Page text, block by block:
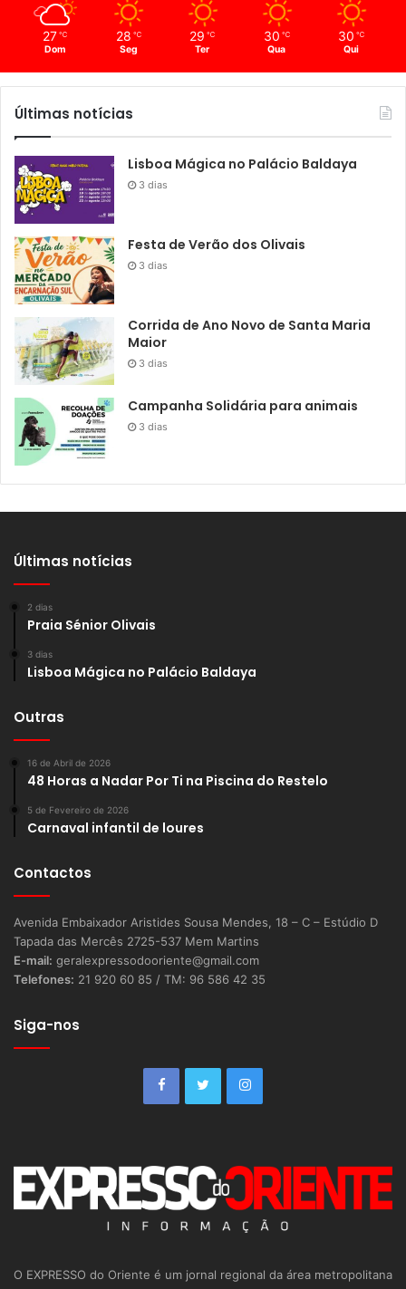
27 ℃
Dom
28 ℃
Seg
29 ℃
Ter
30 ℃
Qua
30 ℃
Qui
Últimas notícias
Lisboa Mágica no Palácio Baldaya
3 dias
Festa de Verão dos Olivais
3 dias
Corrida de Ano Novo de Santa Maria
Maior
3 dias
Campanha Solidária para animais
3 dias
Últimas notícias
2 dias
Praia Sénior Olivais
3 dias
Lisboa Mágica no Palácio Baldaya
Outras
16 de Abril de 2026
48 Horas a Nadar Por Ti na Piscina do Restelo
5 de Fevereiro de 2026
Carnaval infantil de loures
Contactos
Avenida Embaixador Aristides Sousa Mendes, 18 – C – Estúdio D
Tapada das Mercês 2725-537 Mem Martins
E-mail: geralexpressodooriente@gmail.com
Telefones: 21 920 60 85 / TM: 96 586 42 35
Siga-nos
O EXPRESSO do Oriente é um jornal regional da área metropolitana